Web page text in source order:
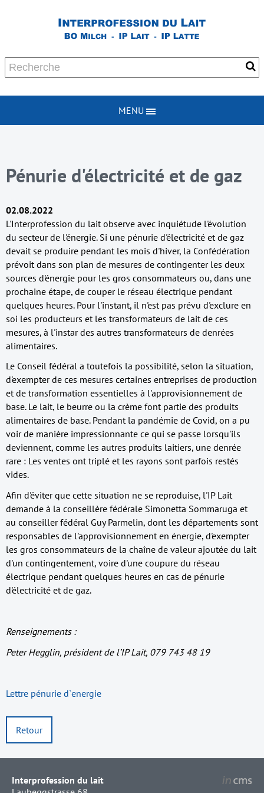
MENU
Pénurie d'électricité et de gaz
02.08.2022
L'Interprofession du lait observe avec inquiétude l'évolution
du secteur de l'énergie. Si une pénurie d'électricité et de gaz
devait se produire pendant les mois d'hiver, la Confédération
prévoit dans son plan de mesures de contingenter les deux
sources d'énergie pour les gros consommateurs ou, dans une
prochaine étape, de couper le réseau électrique pendant
quelques heures. Pour l'instant, il n'est pas prévu d'exclure en
soi les producteurs et les transformateurs de lait de ces
mesures, à l'instar des autres transformateurs de denrées
alimentaires.
Le Conseil fédéral a toutefois la possibilité, selon la situation,
d'exempter de ces mesures certaines entreprises de production
et de transformation essentielles à l'approvisionnement de
base. Le lait, le beurre ou la crème font partie des produits
alimentaires de base. Pendant la pandémie de Covid, on a pu
voir de manière impressionnante ce qui se passe lorsqu'ils
deviennent, comme les autres produits laitiers, une denrée
rare : Les ventes ont triplé et les rayons sont parfois restés
vides.
Afin d'éviter que cette situation ne se reproduise, l'IP Lait
demande à la conseillère fédérale Simonetta Sommaruga et
au conseiller fédéral Guy Parmelin, dont les départements sont
responsables de l'approvisionnement en énergie, d'exempter
les gros consommateurs de la chaîne de valeur ajoutée du lait
d'un contingentement, voire d'une coupure du réseau
électrique pendant quelques heures en cas de pénurie
d'électricité et de gaz.
Renseignements :
Peter Hegglin, président de l’IP Lait, 079 743 48 19
Lettre pénurie d`energie
Retour
Interprofession du lait